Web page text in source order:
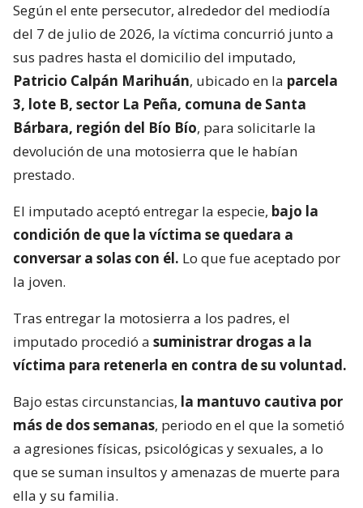
Según el ente persecutor, alrededor del mediodía
del 7 de julio de 2026, la víctima concurrió junto a
sus padres hasta el domicilio del imputado,
Patricio Calpán Marihuán, ubicado en la parcela
3, lote B, sector La Peña, comuna de Santa
Bárbara, región del Bío Bío, para solicitarle la
devolución de una motosierra que le habían
prestado.
El imputado aceptó entregar la especie, bajo la
condición de que la víctima se quedara a
conversar a solas con él. Lo que fue aceptado por
la joven.
Tras entregar la motosierra a los padres, el
imputado procedió a suministrar drogas a la
víctima para retenerla en contra de su voluntad.
Bajo estas circunstancias, la mantuvo cautiva por
más de dos semanas, periodo en el que la sometió
a agresiones físicas, psicológicas y sexuales, a lo
que se suman insultos y amenazas de muerte para
ella y su familia.